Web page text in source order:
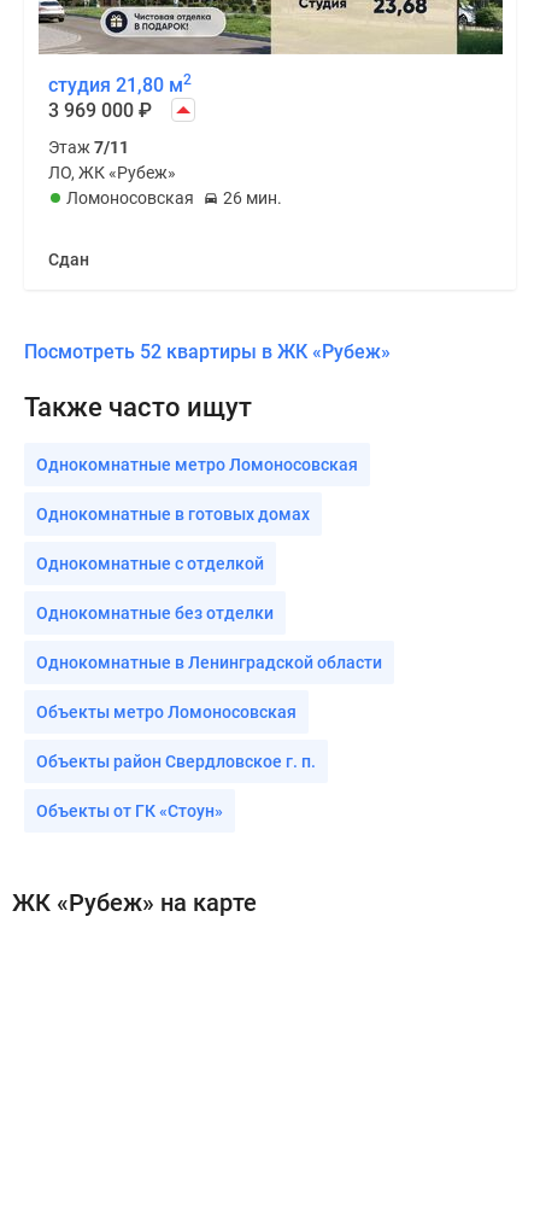
студия 21,80 м2
3 969 000 ₽
Этаж 7/11
ЛО, ЖК «Рубеж»
Ломоносовская
26 мин.
Сдан
Посмотреть 52 квартиры в ЖК «Рубеж»
Также часто ищут
Однокомнатные метро Ломоносовская
Однокомнатные в готовых домах
Однокомнатные с отделкой
Однокомнатные без отделки
Однокомнатные в Ленинградской области
Объекты метро Ломоносовская
Объекты район Свердловское г. п.
Объекты от ГК «Стоун»
ЖК «Рубеж» на карте